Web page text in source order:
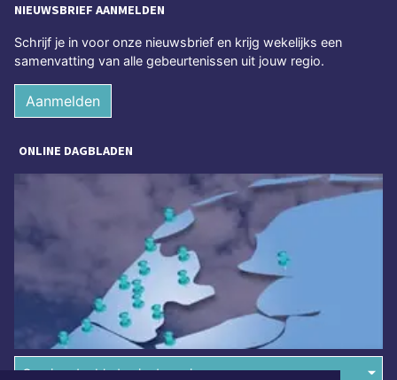
NIEUWSBRIEF AANMELDEN
Schrijf je in voor onze nieuwsbrief en krijg wekelijks een
samenvatting van alle gebeurtenissen uit jouw regio.
Aanmelden
ONLINE DAGBLADEN
Overige dagbladen in de regio